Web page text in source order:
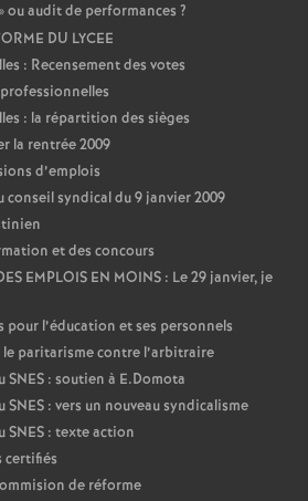
» ou audit de performances ?
DU LYCEE
: Recensement des votes
: la répartition des sièges
la rentrée 2009
d’emplois
conseil syndical du 9 janvier 2009
et des concours
EMPLOIS EN MOINS : Le 29 janvier, je
l’éducation et ses personnels
le paritarisme contre l’arbitraire
: soutien à E.Domota
: vers un nouveau syndicalisme
SNES : texte action
certifiés
de réforme